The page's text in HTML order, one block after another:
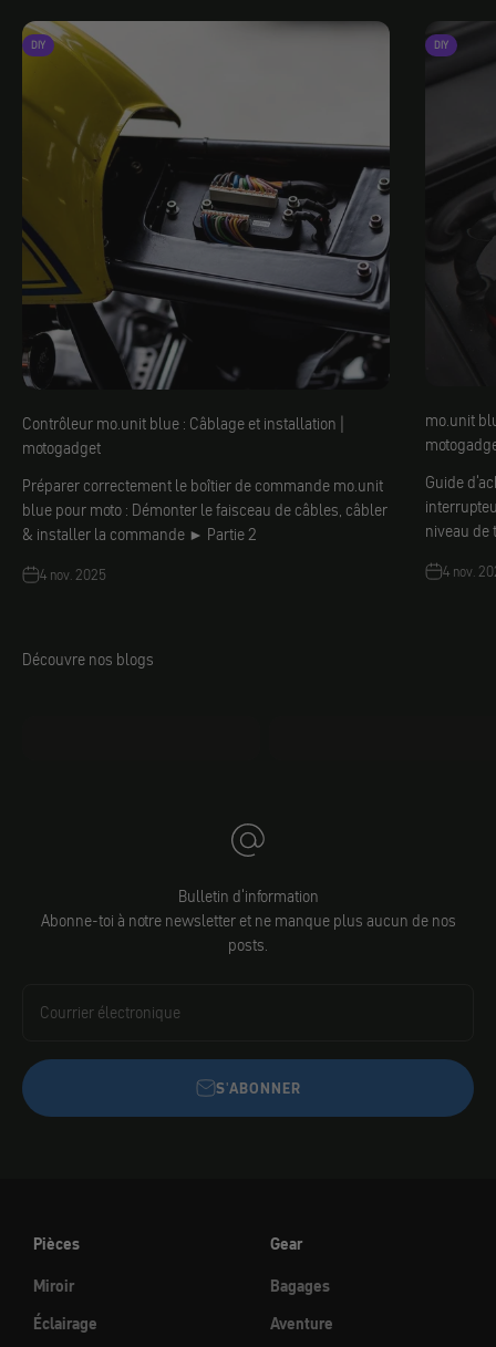
DIY
Contrôleur mo.unit blue : Câblage et installation |
motogadget
Préparer correctement le boîtier de commande mo.unit
blue pour moto : Démonter le faisceau de câbles, câbler
& installer la commande ► Partie 2
4 nov. 2025
DIY
mo.unit
Guide
niveau
4 nov.
Découvre nos blogs
Bulletin d'information
Abonne-toi à notre newsletter et ne manque plus aucun de nos
posts.
Courrier électronique
S'ABONNER
Pièces
Miroir
Éclairage
Gear
Bagages
Aventure